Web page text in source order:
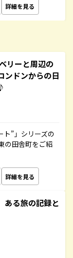
詳細を見る
リーと周辺の
ンドンからの日
ト”」シリーズの
の田舎町をご紹
詳細を見る
る旅の記録と